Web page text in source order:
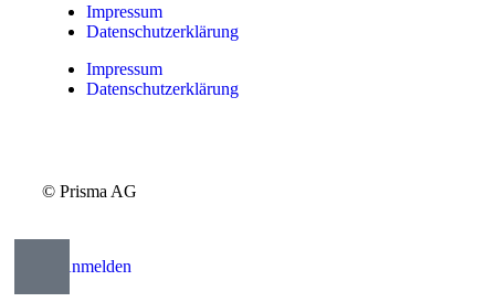
Impressum
Datenschutzerklärung
Impressum
Datenschutzerklärung
© Prisma AG
Anmelden